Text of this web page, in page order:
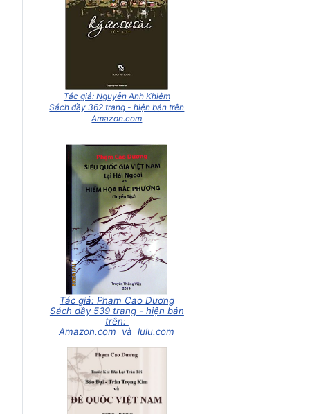
Tác giả: Nguyễn Anh Khiêm
Sách dầy 362 trang - hiện bán trên
Amazon.com
Tác giả: Phạm Cao Dương
Sách dầy 539 trang - hiện bán
trên:
Amazon.com
và lulu.com